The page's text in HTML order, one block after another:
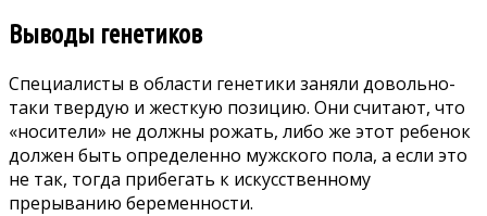
Выводы генетиков
Специалисты в области генетики заняли довольно-
таки твердую и жесткую позицию. Они считают, что
«носители» не должны рожать, либо же этот ребенок
должен быть определенно мужского пола, а если это
не так, тогда прибегать к искусственному
прерыванию беременности.